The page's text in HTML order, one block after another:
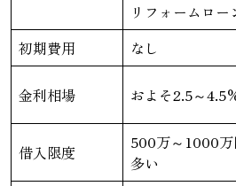
リフォームロー
初期費用
なし
金利相場 およそ2.5～
借入限度
500万～1000万
多い